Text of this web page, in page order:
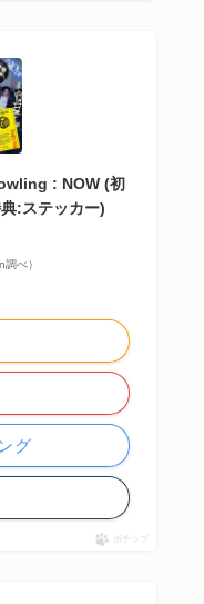
: NOW (初
:ステッカー)
べ）
グ
ポチップ